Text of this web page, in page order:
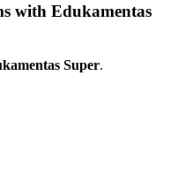
with Edukamentas
Super.